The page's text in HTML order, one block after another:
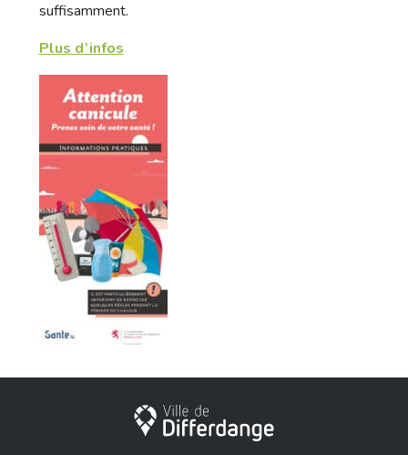
suffisamment.
Plus d’infos
Ville de Differdange